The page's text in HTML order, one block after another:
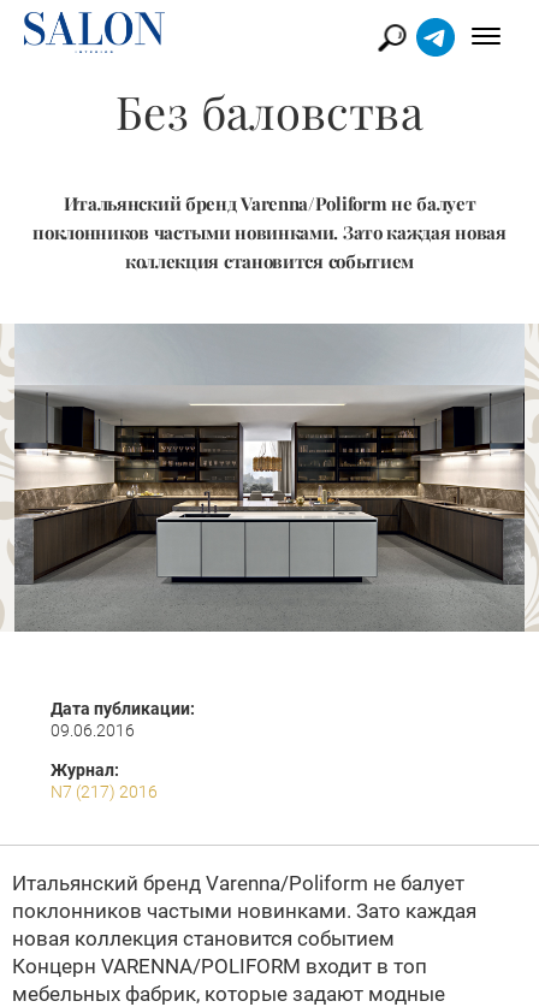
Без баловства
Итальянский бренд Varenna/Poliform не балует
поклонников частыми новинками. Зато каждая новая
коллекция становится событием
Дата публикации:
09.06.2016
Журнал:
N7 (217) 2016
Итальянский бренд Varenna/Poliform не балует
поклонников частыми новинками. Зато каждая
новая коллекция становится событием
Концерн VARENNA/POLIFORM входит в топ
мебельных фабрик, которые задают модные